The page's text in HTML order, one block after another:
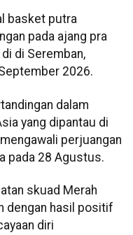
basket putra
pada ajang pra
di Seremban,
2026.
dalam
yang dipantau di
perjuangan
pada 28 Agustus.
skuad Merah
dengan hasil positif
diri